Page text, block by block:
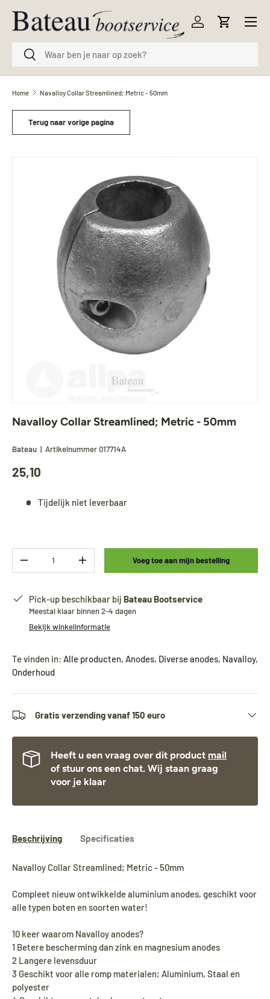
Ga naar inhoud
ZoekenZoeken
Inloggen
Menu
Home Navalloy Collar Streamlined; Metric - 50mm
Terug naar vorige pagina
Navalloy Collar Streamlined; Metric - 50mm
Bateau | Artikelnummer017714A
25,10
Tijdelijk niet leverbaar
-
+ Voeg toe aan mijn bestelling
Pick-up beschikbaar bij Bateau Bootservice
Meestal klaar binnen 2-4 dagen
Bekijk winkelinformatie
Te vinden in: Alle producten, Anodes, Diverse anodes, Navalloy,
Onderhoud
Gratis verzending vanaf 150 euro
Heeft u een vraag over dit product mail
of stuur ons een chat. Wij staan graag
voor je klaar
Beschrijving Specificaties
Navalloy Collar Streamlined; Metric - 50mm
Compleet nieuw ontwikkelde aluminium anodes, geschikt voor
alle typen boten en soorten water!
10 keer waarom Navalloy anodes?
1 Betere bescherming dan zink en magnesium anodes
2 Langere levensduur
3 Geschikt voor alle romp materialen; Aluminium, Staal en
polyester